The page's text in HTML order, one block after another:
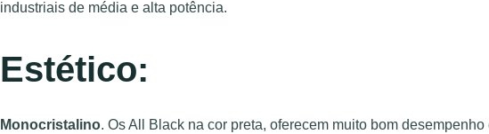
industriais de média e alta potência.
Estético:
Monocristalino. Os All Black na cor preta, oferecem muito bom